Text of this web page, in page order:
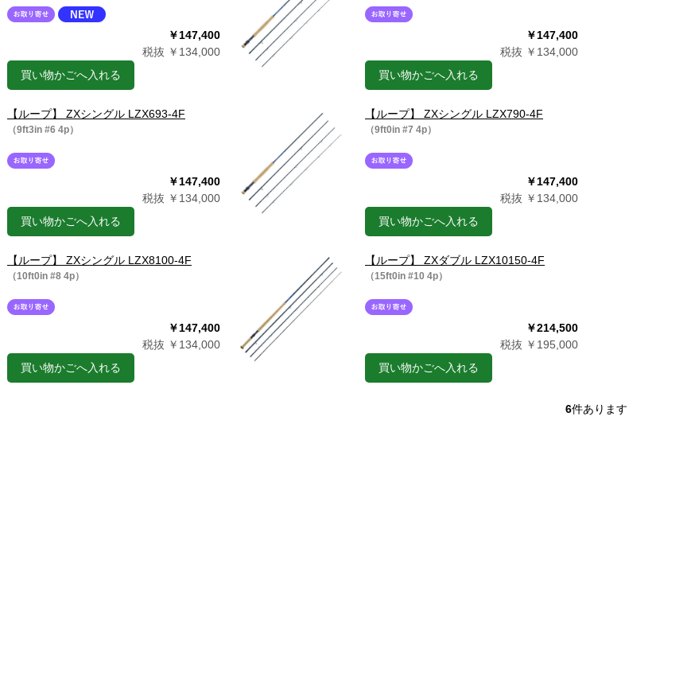
￥147,400
税抜 ￥134,000
買い物かごへ入れる
￥147,400
税抜 ￥134,000
買い物かごへ入れる
【ループ】 ZXシングル LZX693-4F
（9ft3in #6 4p）
￥147,400
税抜 ￥134,000
買い物かごへ入れる
【ループ】 ZXシングル LZX790-4F
（9ft0in #7 4p）
￥147,400
税抜 ￥134,000
買い物かごへ入れる
【ループ】 ZXシングル LZX8100-4F
（10ft0in #8 4p）
￥147,400
税抜 ￥134,000
買い物かごへ入れる
【ループ】 ZXダブル LZX10150-4F
（15ft0in #10 4p）
￥214,500
税抜 ￥195,000
買い物かごへ入れる
6件あります